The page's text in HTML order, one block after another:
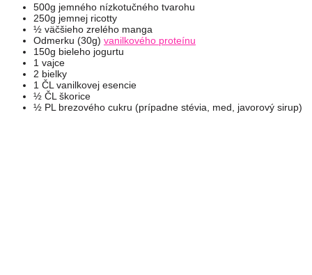
500g jemného nízkotučného tvarohu
250g jemnej ricotty
½ väčšieho zrelého manga
Odmerku (30g) vanilkového proteínu
150g bieleho jogurtu
1 vajce
2 bielky
1 ČL vanilkovej esencie
½ ČL škorice
½ PL brezového cukru (prípadne stévia, med, javorový sirup)